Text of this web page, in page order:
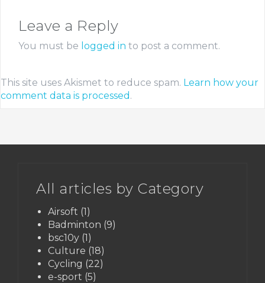
Leave a Reply
You must be logged in to post a comment.
This site uses Akismet to reduce spam. Learn how your
comment data is processed .
All articles by Category
Airsoft (1)
Badminton (9)
bsc10y (1)
Culture (18)
Cycling (22)
e-sport (5)